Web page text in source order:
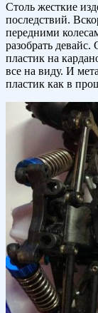
Столь жесткие
последствий.
передними
разобрать
пластик на
все на виду. И
пластик как в